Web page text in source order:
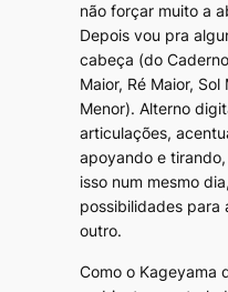
não forçar muito a
Depois vou pra
cabeça (do
Maior, Ré Maior,
Menor). Alterno
articulações,
apoyando e
isso num mesmo
possibilidades para
outro.
Como o Kageyama